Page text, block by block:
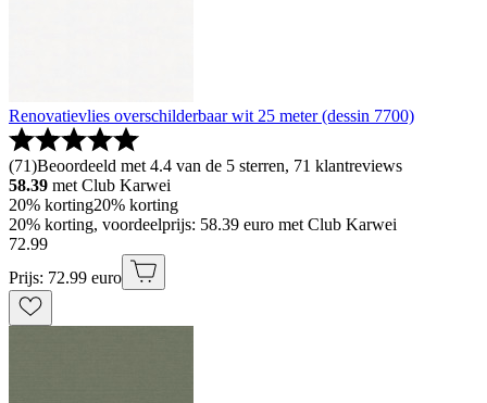
Renovatievlies overschilderbaar wit 25 meter (dessin 7700)
(71)Beoordeeld met 4.4 van de 5 sterren, 71 klantreviews
58.39 met Club Karwei
20% korting20% korting
20% korting, voordeelprijs: 58.39 euro met Club Karwei
72.99
Prijs: 72.99 euro